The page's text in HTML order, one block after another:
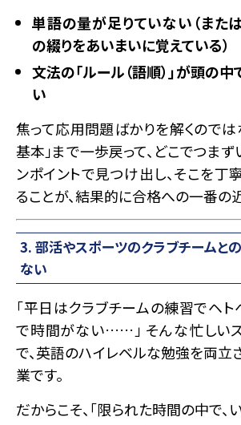
単語の量が足りていない（また
の綴りをあいまいに覚えている）
文法の「ルール（語順）」が頭の
い
焦って応用問題ばかりを解くのでは
基本」まで一歩戻って、どこでつま
ンポイントで見つけ出し、そこを丁
ることが、結果的に合格への一番の
3. 部活やスポーツのクラブチームと
ない
「平日はクラブチームの練習でヘト
で時間がない……」 そんな忙しい
で、英語のハイレベルな勉強を両立
業です。
だからこそ、「限られた時間の中で、